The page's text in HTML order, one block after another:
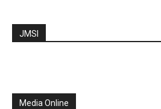
JMSI
Media Online